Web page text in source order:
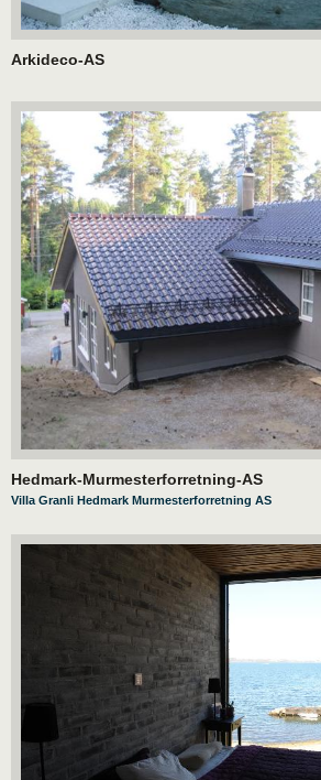
Arkideco-AS
Hedmark-Murmesterforretning-AS
Villa Granli Hedmark Murmesterforretning AS